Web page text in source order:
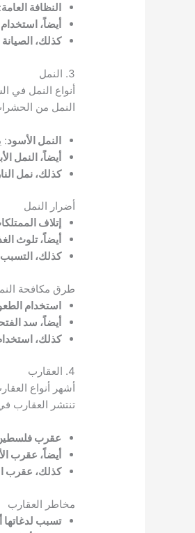
النظافة العامة
أيضاً،
كذلك،
3. النمل
أنواع النمل في
النمل من
النمل الأسود:
أيضاً، النمل
كذلك، نمل
أضرار النمل
إتلاف
أيضاً، تلوث
كذلك،
طرق مكافحة
استخدام
أيضاً، سد
كذلك،
4. العقارب
أشهر أنواع
تنتشر العقارب
عقرب
أيضاً، عقرب
كذلك، عقرب
مخاطر العقارب
تسبب لدغاتها